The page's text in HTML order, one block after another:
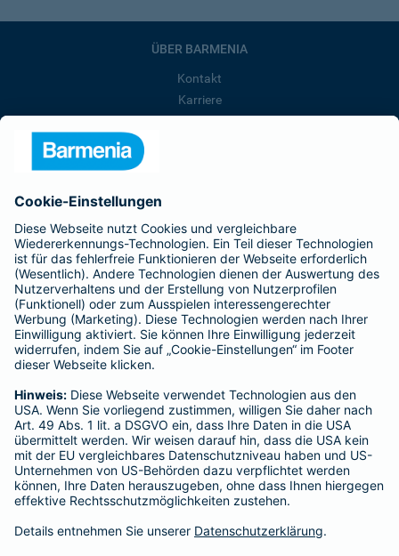
ÜBER BARMENIA
Kontakt
Karriere
Barmenia ist Teil der BarmeniaGothaer
BELIEBTE SEITEN
Kranken-Zusatzversicherung
Tierversicherungen
Haftpflichtversicherung
Hausratversicherung
Adresse ändern
Schaden melden
Kilometerstandsmeldung
Serviceübersicht